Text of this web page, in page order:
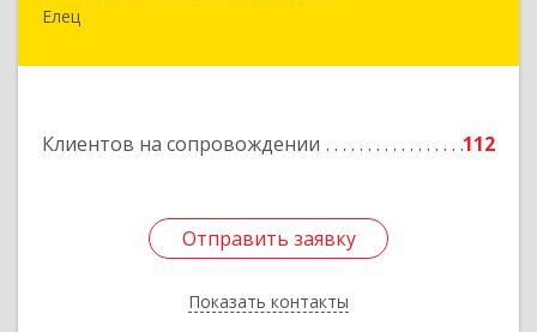
Елец
Клиентов на сопровождении 112
Отправить заявку
Показать контакты
Отправить заявку
Назад